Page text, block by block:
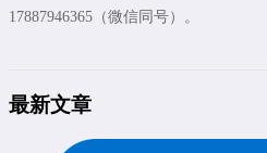
17887946365（微信同号）。
最新文章